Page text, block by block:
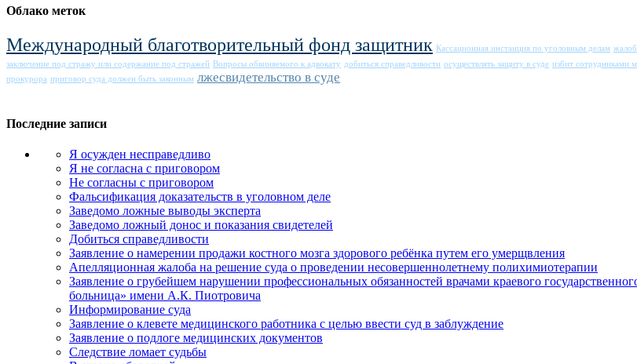
Облако меток
Международный благотворительный фонд защитник Кассационная инстанция по уголовным делам
заключение под стражу или содержание под стражей Вопросы обвиняемого к адвокату добиться справедливости осуществлять защиту в суде избит сотрудниками
прокурора приговор суда должен быть законным лжесвидетельство в суде
Последние записи
Я осужден несправедливо
Я не согласна с приговором
Не согласны с приговором
Фальсификация доказательств в уголовном деле
Заведомо ложные выводы эксперта
Заведомо ложный донос и показания свидетелей
Добиться справедливости
Заявление о намерении продажи костного мозга здорового ребёнка путем его умерщвления
Апелляционная жалоба на решение суда о проведении несовершеннолетнему полихимиотерапии
Заявление о грубейшем нарушении профессиональных обязанностей врачами краевого
больница» имени А.К. Пиотровича
Информирование суда
Заявление о клевете медицинского работника с целью ввести суд в заблуждение
Заявление о подлоге медицинских документов
Следствие ломает судьбы